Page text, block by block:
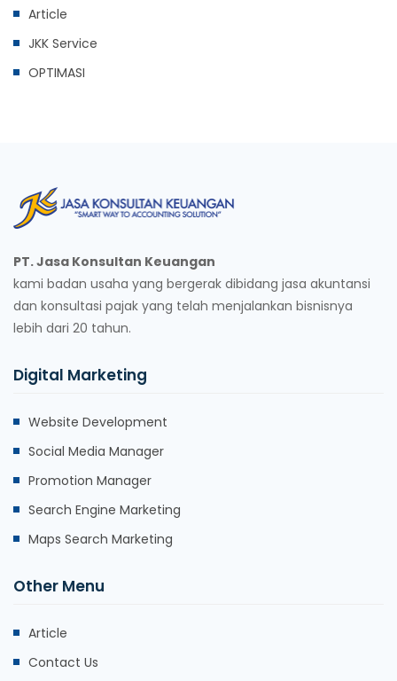
Article
JKK Service
OPTIMASI
PT. Jasa Konsultan Keuangan
kami badan usaha yang bergerak dibidang jasa akuntansi
dan konsultasi pajak yang telah menjalankan bisnisnya
lebih dari 20 tahun.
Digital Marketing
Website Development
Social Media Manager
Promotion Manager
Search Engine Marketing
Maps Search Marketing
Other Menu
Article
Contact Us